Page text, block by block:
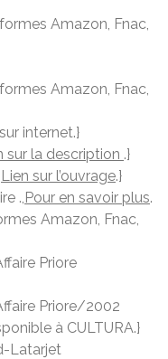
Amazon, Fnac,
Amazon, Fnac,
internet.}
sur la description .}
Lien sur l’ouvrage.}
., Pour en savoir plus.
Amazon, Fnac,
Priore
Priore/2002
à CULTURA.}
Latarjet